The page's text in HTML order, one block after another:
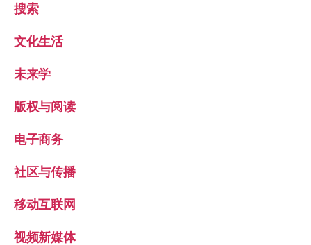
搜索
文化生活
未来学
版权与阅读
电子商务
社区与传播
移动互联网
视频新媒体